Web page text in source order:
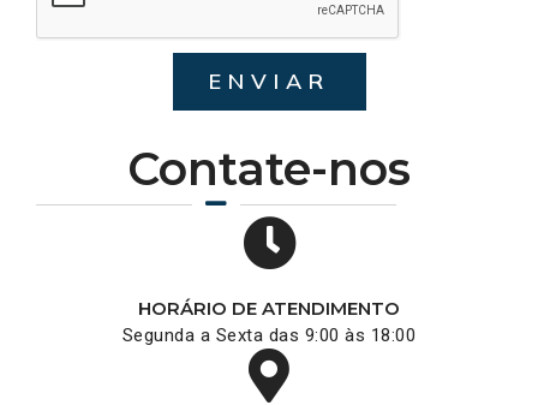
Contate-nos
HORÁRIO DE ATENDIMENTO
Segunda a Sexta das 9:00 às 18:00
ENVIAR